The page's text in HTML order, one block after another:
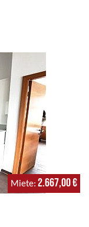
Miete 2.667,00 €